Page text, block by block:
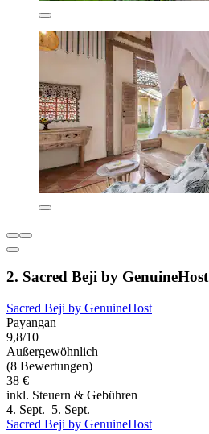
2. Sacred Beji by GenuineHost
Sacred Beji by GenuineHost
Payangan
9,8/10
Außergewöhnlich
(8 Bewertungen)
38 €
inkl. Steuern & Gebühren
4. Sept.–5. Sept.
Sacred Beji by GenuineHost